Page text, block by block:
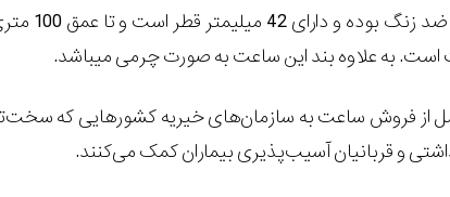
100 متری، ضد آب است. کالیبر این ساعت از مدل
و قربانیان آسیب‌پذیری بیماران کمک می‌کنند.